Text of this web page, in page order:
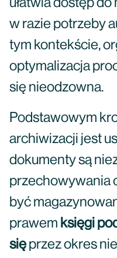
ułatwia dostęp
w razie potrzeby
tym kontekście,
optymalizacja
się nieodzowna.
Podstawowym
archiwizacji jest
dokumenty są
przechowywania
być
prawem księgi
sięprzez okres